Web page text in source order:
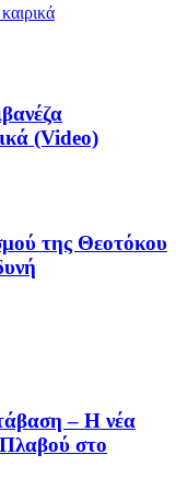
(Video)
της Θεοτόκου
– Η νέα
στο